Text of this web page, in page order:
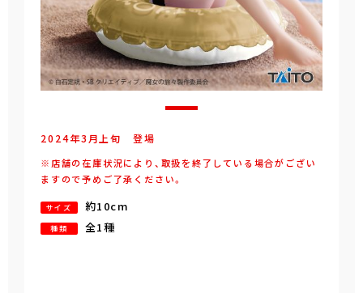
2024年3 月 上旬 登場
※店舗の在庫状況により、取扱を終了している場合がござい
ますので予めご了承ください。
サイズ 約10cm
種類 全1種